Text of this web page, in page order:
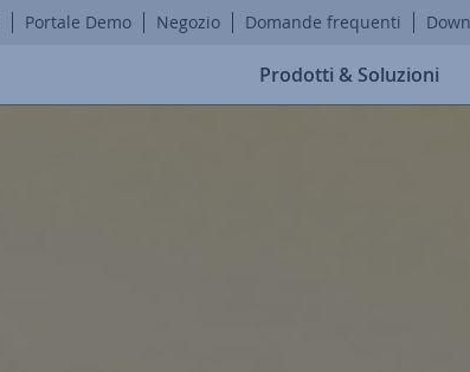
Portale Demo Negozio Domande frequenti
Prodotti & Soluzioni